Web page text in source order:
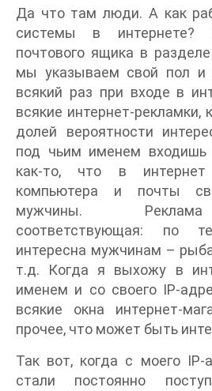
Да что там люди. А как
системы в интернете?
почтового ящика в
мы указываем свой пол и
всякий раз при входе в
всякие интернет-рекламки,
долей вероятности
под чьим именем
как-то, что в
компьютера и почты
мужчины.
соответствующая: по
интересна мужчинам –
т.д. Когда я выхожу в
именем и со своего IP-
всякие окна интернет-
прочее, что может быть
Так вот, когда с моего IP-
стали постоянно